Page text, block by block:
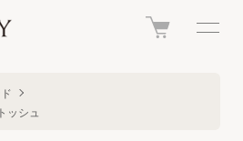
ッシュ